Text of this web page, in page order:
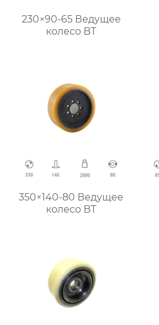
230×90-65 Ведущее
колесо BT
350×140-80 Ведущее
колесо BT